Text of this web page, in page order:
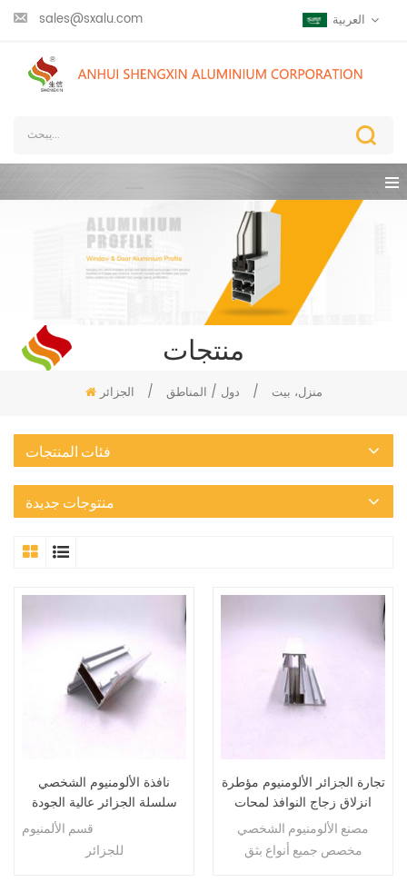
sales@sxalu.com العربية
منتجات
منزل، بيت / دول / المناطق / الجزائر
فئات المنتجات
منتوجات جديدة
نافذة الألومنيوم الشخصي
سلسلة الجزائر عالية الجودة
قسم الألمنيوم Shengxin الرسم
للجزائر
تجارة الجزائر الألومنيوم مؤطرة
انزلاق زجاج النوافذ لمحات
الألومنيوم للزجاج
مصنع الألومنيوم الشخصي
مخصص جميع أنواع بثق